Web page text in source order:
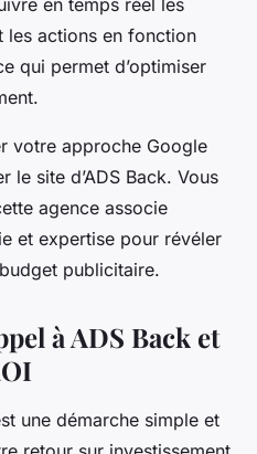
en temps réel les
les actions en fonction
qui permet d’optimiser
votre approche Google
le site d’ADS Back. Vous
agence associe
et expertise pour révéler
publicitaire.
à ADS Back et
une démarche simple et